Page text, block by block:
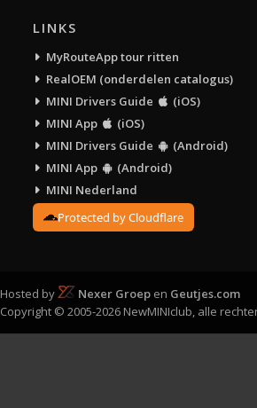
LINKS
MyRouteApp tour ritten
RealOEM (onderdelen catalogus)
MINI Drivers Guide
(iOS)
MINI App
(iOS)
MINI Drivers Guide
(Android)
MINI App
(Android)
MINI Nederland
Protected by Cloudflare
Hosted by Nexer Groep en Geutjes.com
Copyright © 2005-2026 NewMINIclub, alle